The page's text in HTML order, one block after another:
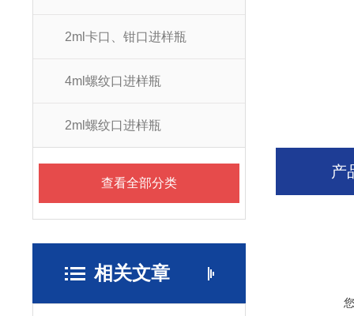
2ml卡口、钳口进样瓶
4ml螺纹口进样瓶
2ml螺纹口进样瓶
查看全部分类
相关文章
产